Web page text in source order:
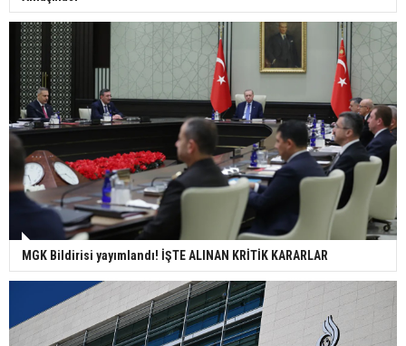
MGK Bildirisi yayımlandı! İŞTE ALINAN KRİTİK KARARLAR